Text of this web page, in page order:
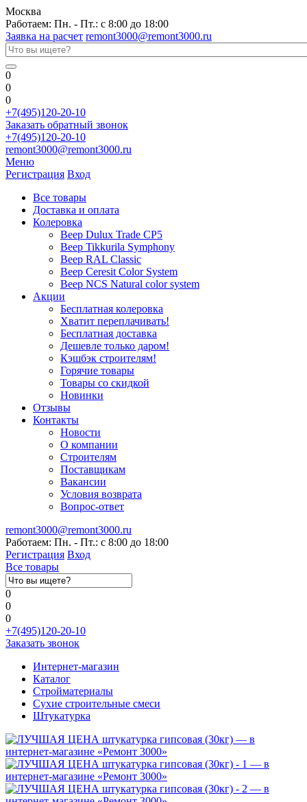
Москва
Работаем: Пн. - Пт.: с 8:00 до 18:00
Заявка на расчет remont3000@remont3000.ru
0
0
0
+7(495)120-20-10
Заказать обратный звонок
+7(495)120-20-10
remont3000@remont3000.ru
Меню
Регистрация Вход
Все товары
Доставка и оплата
Колеровка
Веер Dulux Trade CP5
Веер Tikkurila Symphony
Веер RAL Classic
Веер Ceresit Color System
Веер NCS Natural color system
Акции
Бесплатная колеровка
Хватит переплачивать!
Бесплатная доставка
Дешевле только даром!
Кэшбэк строителям!
Горячие товары
Товары со скидкой
Новинки
Отзывы
Контакты
Новости
О компании
Строителям
Поставщикам
Вакансии
Условия возврата
Вопрос-ответ
remont3000@remont3000.ru
Работаем: Пн. - Пт.: с 8:00 до 18:00
Регистрация Вход
Все товары
0
0
0
+7(495)120-20-10
Заказать звонок
Интернет-магазин
Каталог
Стройматериалы
Сухие строительные смеси
Штукатурка